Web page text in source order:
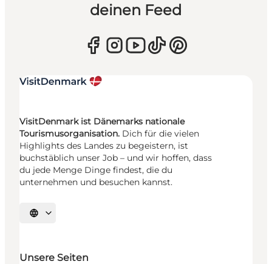
deinen Feed
VisitDenmark ist Dänemarks nationale
Tourismusorganisation. Dich für die vielen
Highlights des Landes zu begeistern, ist
buchstäblich unser Job – und wir hoffen, dass
du jede Menge Dinge findest, die du
unternehmen und besuchen kannst.
Sprache auswählen
Unsere Seiten